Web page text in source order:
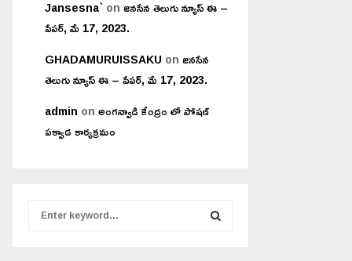
Jansesna`onజనసేన తెలుగు న్యూస్ ఈ –
పేపర్, మే 17, 2023.
GHADAMURUISSAKU onజనసేన
తెలుగు న్యూస్ ఈ – పేపర్, మే 17, 2023.
admin onఅంగన్వాడి కేంద్రం లో పోషణ్
పక్వాడ కార్యక్రమం